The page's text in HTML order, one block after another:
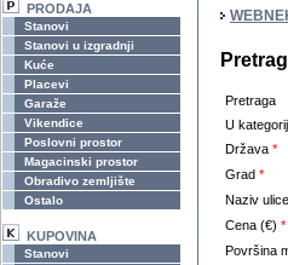
PRODAJA
Stanovi
Stanovi u izgradnji
Kuće
Placevi
Garaže
Vikendice
Poslovni prostor
Magacinski prostor
Obradivo zemljište
Ostalo
KUPOVINA
Stanovi
Pretraga
U
Država *
Grad *
Naziv ulice
Cena (€) *
Površina